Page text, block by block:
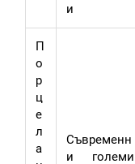
и
П
о
р
ц
е
л
а
Съвременн
и големи